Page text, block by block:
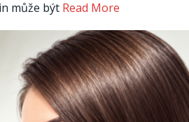
může být Read More